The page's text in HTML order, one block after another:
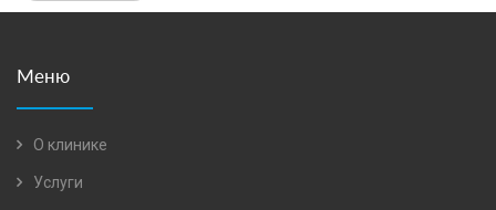
Меню
О клинике
Услуги